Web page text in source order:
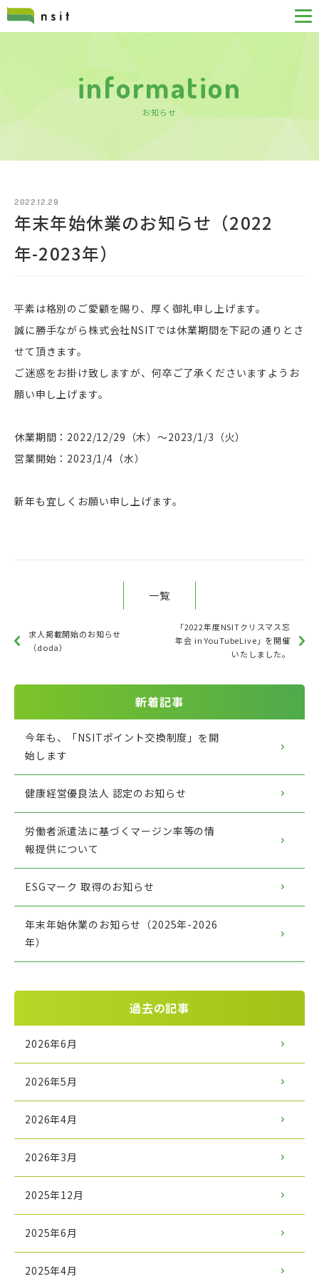
information
お知らせ
2022.12.29
年末年始休業のお知らせ（2022
年-2023年）
平素は格別のご愛顧を賜り、厚く御礼申し上げます。
誠に勝手ながら株式会社NSITでは休業期間を下記の通りとさ
せて頂きます。
ご迷惑をお掛け致しますが、何卒ご了承くださいますようお
願い申し上げます。
休業期間：2022/12/29（木）～2023/1/3（火）
営業開始：2023/1/4（水）
新年も宜しくお願い申し上げます。
一覧
求人掲載開始のお知らせ
（doda）
「2022年度NSITクリスマス忘
年会 in YouTubeLive」を開催
いたしました。
新着記事
今年も、「NSITポイント交換制度」を開
始します
健康経営優良法人 認定のお知らせ
労働者派遣法に基づくマージン率等の情
報提供について
ESGマーク 取得のお知らせ
年末年始休業のお知らせ（2025年-2026
年）
過去の記事
2026年6月
2026年5月
2026年4月
2026年3月
2025年12月
2025年6月
2025年4月